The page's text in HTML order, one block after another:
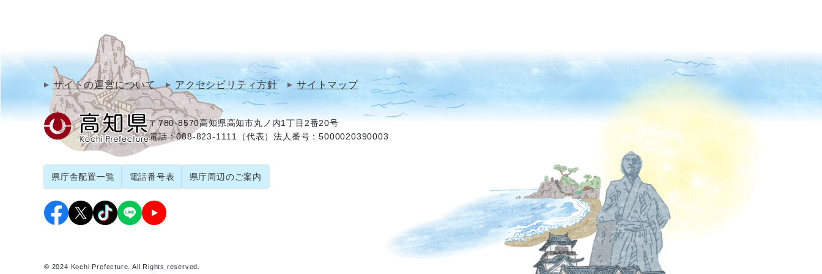
サイトの運営について アクセシビリティ方針 サイトマップ
〒780-8570高知県高知市丸ノ内1丁目2番20号
電話：088-823-1111（代表）法人番号：5000020390003
県庁舎配置一覧 電話番号表 県庁周辺のご案内
© 2024 Kochi Prefecture. All Rights reserved.